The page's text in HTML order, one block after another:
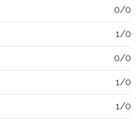
0/0
1/0
0/0
1/0
1/0